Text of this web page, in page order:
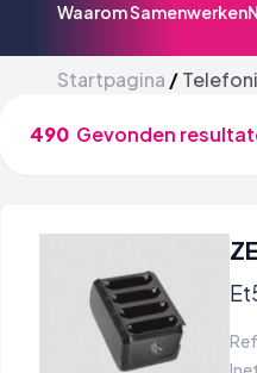
Waarom Samenwerken
Startpagina /
490 Gevonden